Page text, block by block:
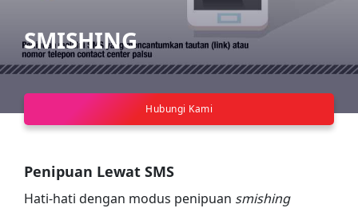
SMISHING
Penipuan Lewat SMS
Hati-hati dengan modus penipuan smishing
Hubungi Kami